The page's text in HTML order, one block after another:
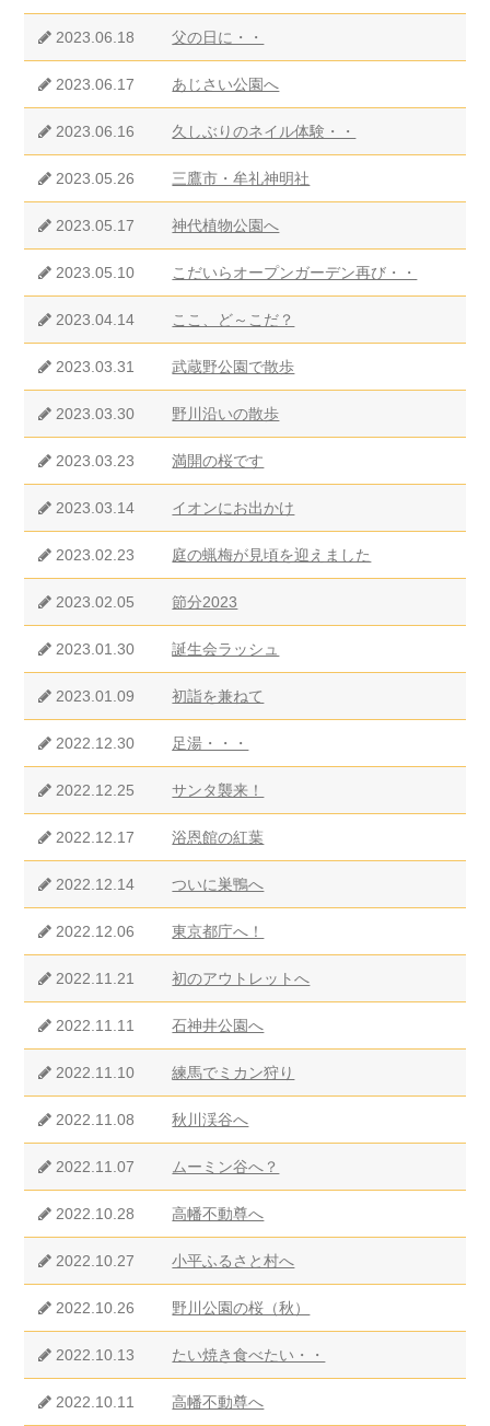
2023.06.18 父の日に・・
2023.06.17 あじさい公園へ
2023.06.16 久しぶりのネイル体験・・
2023.05.26 三鷹市・牟礼神明社
2023.05.17 神代植物公園へ
2023.05.10 こだいらオープンガーデン再び・・
2023.04.14 ここ、ど～こだ？
2023.03.31 武蔵野公園で散歩
2023.03.30 野川沿いの散歩
2023.03.23 満開の桜です
2023.03.14 イオンにお出かけ
2023.02.23 庭の蝋梅が見頃を迎えました
2023.02.05 節分2023
2023.01.30 誕生会ラッシュ
2023.01.09 初詣を兼ねて
2022.12.30 足湯・・・
2022.12.25 サンタ襲来！
2022.12.17 浴恩館の紅葉
2022.12.14 ついに巣鴨へ
2022.12.06 東京都庁へ！
2022.11.21 初のアウトレットへ
2022.11.11 石神井公園へ
2022.11.10 練馬でミカン狩り
2022.11.08 秋川渓谷へ
2022.11.07 ムーミン谷へ？
2022.10.28 高幡不動尊へ
2022.10.27 小平ふるさと村へ
2022.10.26 野川公園の桜（秋）
2022.10.13 たい焼き食べたい・・
2022.10.11 高幡不動尊へ